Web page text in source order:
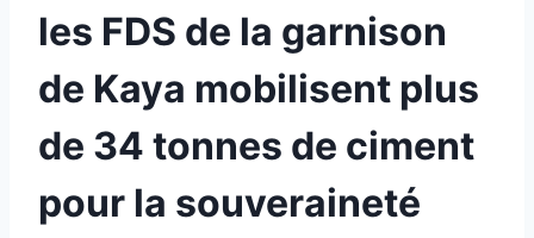
les FDS de la garnison
de Kaya mobilisent plus
de 34 tonnes de ciment
pour la souveraineté